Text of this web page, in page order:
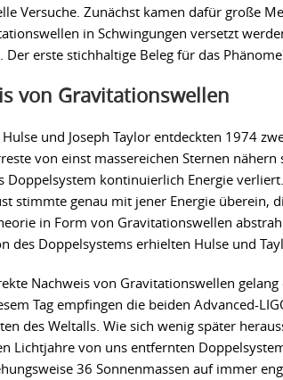
Versuche. Zunächst kamen dafür große
in Schwingungen versetzt
Der erste stichhaltige Beleg für das
von Gravitationswellen
Hulse und Joseph Taylor entdeckten 1974
von einst massereichen Sternen
Doppelsystem kontinuierlich Energie
stimmte genau mit jener Energie überein,
in Form von Gravitationswellen
des Doppelsystems erhielten Hulse und
Nachweis von Gravitationswellen gelang
Tag empfingen die beiden Advanced-
des Weltalls. Wie sich wenig später
Lichtjahre von uns entfernten
36 Sonnenmassen auf immer